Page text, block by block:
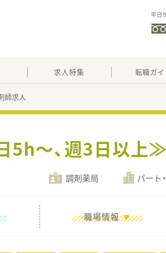
平日
求人特集 転職ガイ
師求人
5h～、週3日以
調剤薬局 パート
職場情報